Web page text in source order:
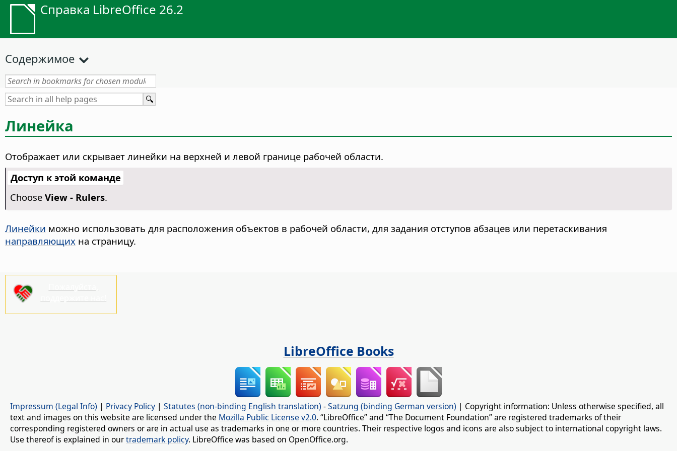
Справка LibreOffice 26.2
Содержимое
Линейка
Отображает или скрывает линейки на верхней и левой границе рабочей области.
Доступ к этой команде
Choose View - Rulers.
Линейки можно использовать для расположения объектов в рабочей области, для задания отступов абзацев или перетаскивания
направляющих на страницу.
LibreOffice Books
Impressum (Legal Info) | Privacy Policy | Statutes (non-binding English translation) -Satzung (binding German version) | Copyright information: Unless otherwise specified, all
text and images on this website are licensed under the Mozilla Public License v2.0. “LibreOffice” and “The Document Foundation” are registered trademarks of their
corresponding registered owners or are in actual use as trademarks in one or more countries. Their respective logos and icons are also subject to international copyright laws.
Use thereof is explained in ourtrademark policy. LibreOffice was based on OpenOffice.org.